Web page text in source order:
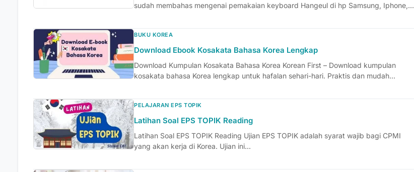
sudah membahas mengenai pemakaian keyboard Hangeul di hp Samsung, Iphone,...
BUKU KOREA
Download Ebook Kosakata Bahasa Korea Lengkap
Download Kumpulan Kosakata Bahasa Korea Korean First – Download kumpulan
kosakata bahasa Korea lengkap untuk hafalan sehari-hari. Praktis dan mudah...
PELAJARAN EPS TOPIK
Latihan Soal EPS TOPIK Reading
Latihan Soal EPS TOPIK Reading Ujian EPS TOPIK adalah syarat wajib bagi CPMI
yang akan kerja di Korea. Ujian ini...